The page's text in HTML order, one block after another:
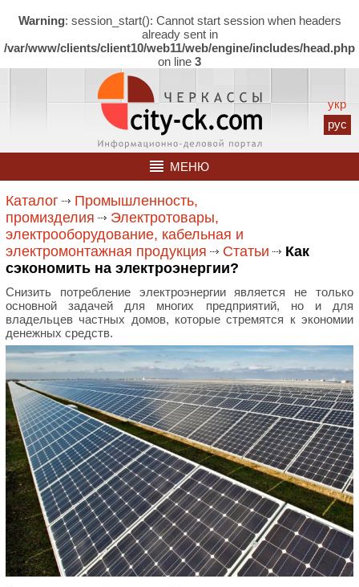
Warning: session_start(): Cannot start session when headers
already sent in
/var/www/clients/client10/web11/web/engine/includes/head.php
on line 3
укр
рус
МЕНЮ
Каталог
Промышленность,
промизделия
Электротовары,
электрооборудование, кабельная и
электромонтажная продукция
Статьи
Как
сэкономить на электроэнергии?
Снизить потребление электроэнергии является не только
основной задачей для многих предприятий, но и для
владельцев частных домов, которые стремятся к экономии
денежных средств.